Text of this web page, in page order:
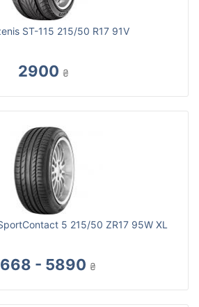
ST-115 215/50 R17 91V
2900 ₴
5 215/50 ZR17 95W XL
- 5890 ₴